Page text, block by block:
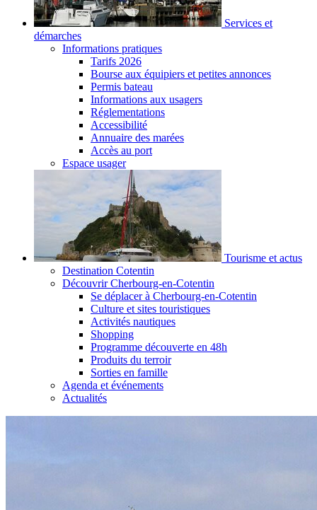
Services et
démarches
Informations pratiques
Tarifs 2026
Bourse aux équipiers et petites annonces
Permis bateau
Informations aux usagers
Réglementations
Accessibilité
Annuaire des marées
Accès au port
Espace usager
Tourisme et actus
Destination Cotentin
Découvrir Cherbourg-en-Cotentin
Se déplacer à Cherbourg-en-Cotentin
Culture et sites touristiques
Activités nautiques
Shopping
Programme découverte en 48h
Produits du terroir
Sorties en famille
Agenda et événements
Actualités